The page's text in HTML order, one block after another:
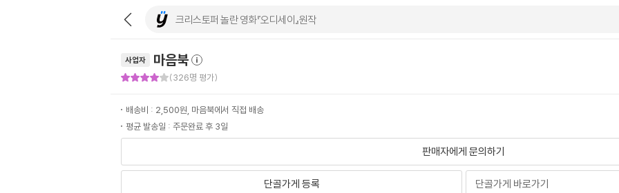
사업자 마음북
(326명 평가)
배송비 : 2,500원, 마음북에서 직접 배송
평균 발송일 : 주문완료 후 3일
판매자에게 문의하기
단골가게 등록